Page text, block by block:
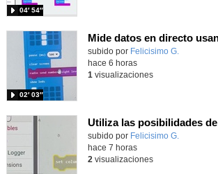
04′ 54″
Contenido educativo.
subido por Felicisimo G.
02′ 03″
hace 6 horas
1 visualizaciones
Contenido educativo.
subido por Felicisimo G.
hace 7 horas
2 visualizaciones